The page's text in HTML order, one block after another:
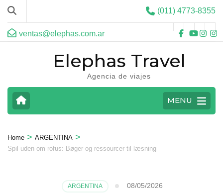
(011) 4773-8355
ventas@elephas.com.ar
Elephas Travel
Agencia de viajes
MENU
Home > ARGENTINA >
Spil uden om rofus: Bøger og ressourcer til læsning
ARGENTINA 08/05/2026